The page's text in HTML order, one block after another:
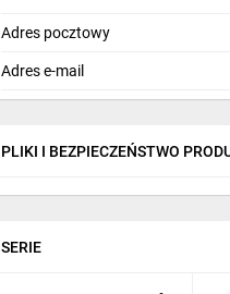
Adres pocztowy
Adres e-mail
PLIKI I BEZPIECZEŃSTWO
SERIE